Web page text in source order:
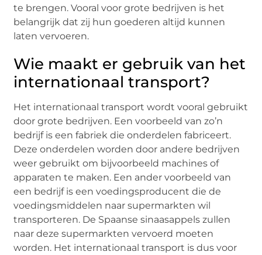
te brengen. Vooral voor grote bedrijven is het
belangrijk dat zij hun goederen altijd kunnen
laten vervoeren.
Wie maakt er gebruik van het
internationaal transport?
Het internationaal transport wordt vooral gebruikt
door grote bedrijven. Een voorbeeld van zo’n
bedrijf is een fabriek die onderdelen fabriceert.
Deze onderdelen worden door andere bedrijven
weer gebruikt om bijvoorbeeld machines of
apparaten te maken. Een ander voorbeeld van
een bedrijf is een voedingsproducent die de
voedingsmiddelen naar supermarkten wil
transporteren. De Spaanse sinaasappels zullen
naar deze supermarkten vervoerd moeten
worden. Het internationaal transport is dus voor